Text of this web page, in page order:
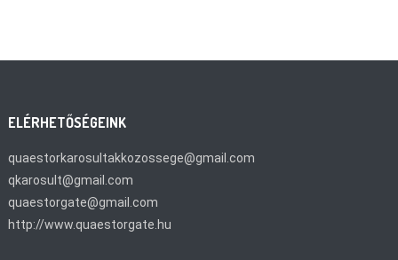
ELÉRHETŐSÉGEINK
quaestorkarosultakkozossege@gmail.com
qkarosult@gmail.com
quaestorgate@gmail.com
http://www.quaestorgate.hu